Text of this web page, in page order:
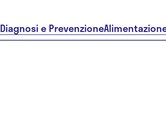
Diagnosi e Prevenzione